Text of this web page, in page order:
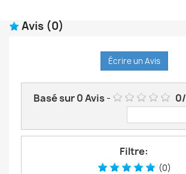
Avis (0)
Écrire un Avis
Basé sur0Avis- 0/
Filtre:
(0)